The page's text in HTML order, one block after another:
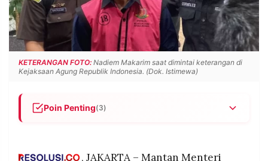
POLICY WARGA
INFORMASI
IKLAN
KIRIM
TULISAN
PENGADUAN TERM
OF
KETERANGAN FOTO: Nadiem Makarim saat dimintai keterangan di
Kejaksaan Agung Republik Indonesia. (Dok. Istimewa)
Poin Penting(3)
laptop Chromebook di Pengadilan Tipikor Jakarta
, JAKARTA – Mantan Menteri